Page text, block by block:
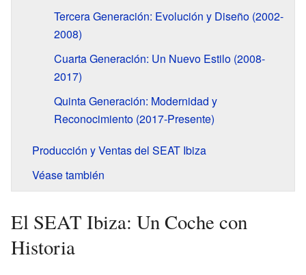
Tercera Generación: Evolución y Diseño (2002-
2008)
Cuarta Generación: Un Nuevo Estilo (2008-
2017)
Quinta Generación: Modernidad y
Reconocimiento (2017-Presente)
Producción y Ventas del SEAT Ibiza
Véase también
El SEAT Ibiza: Un Coche con
Historia